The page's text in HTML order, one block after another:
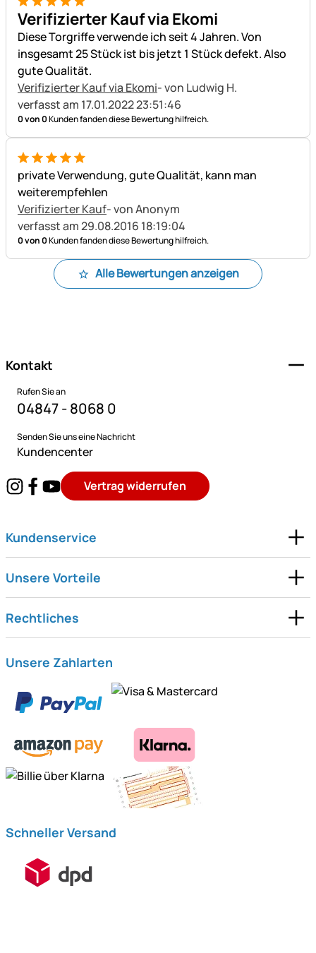
5 von 5
Verifizierter Kauf via Ekomi
Diese Torgriffe verwende ich seit 4 Jahren. Von
insgesamt 25 Stück ist bis jetzt 1 Stück defekt. Also
gute Qualität.
Verifizierter Kauf via Ekomi- von Ludwig H.
verfasst am 17.01.2022 23:51:46
0 von 0Kunden fanden diese Bewertung hilfreich.
5 von 5
private Verwendung, gute Qualität, kann man
weiterempfehlen
Verifizierter Kauf- von Anonym
verfasst am 29.08.2016 18:19:04
0 von 0Kunden fanden diese Bewertung hilfreich.
Alle Bewertungen anzeigen
Kontakt
Rufen Sie an
04847 - 8068 0
Senden Sie uns eine Nachricht
Kundencenter
Vertrag widerrufen
Kundenservice
Unsere Vorteile
Rechtliches
Unsere Zahlarten
Schneller Versand